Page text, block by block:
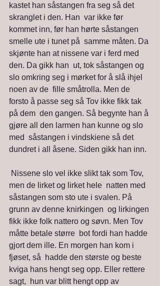
kastet han såstangen fra seg så det
skranglet i den. Han  var ikke før
kommet inn, før han hørte såstangen
smelle ute i tunet på  samme måten. Da
skjønte han at nissene var i ferd med
den. Da gikk han  ut, tok såstangen og
slo omkring seg i mørket for å slå ihjel
noen av de  fille småtrolla. Men de
forsto å passe seg så Tov ikke fikk tak
på dem  den gangen. Så begynte han å
gjøre all den larmen han kunne og slo
med  såstangen i vindskiene så det
dundret i all åsene. Siden gikk han inn.
men de lirket og lirket hele  natten med
såstangen som sto ute i svalen. På
grunn av denne knirkingen  og lirkingen
fikk ikke folk nattero og søvn. Men Tov
måtte betale større  bot fordi han hadde
gjort dem ille. En morgen han kom i
fjøset, så  hadde den største og beste
kviga hans hengt seg opp. Eller rettere
sagt,  hun var blitt hengt opp av